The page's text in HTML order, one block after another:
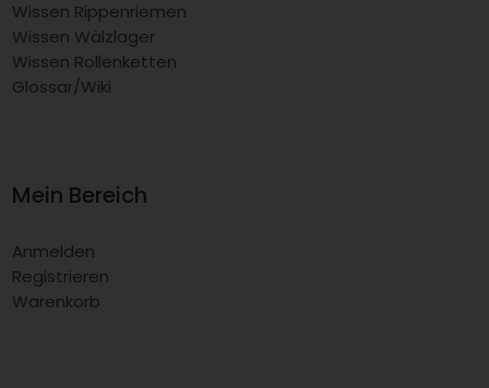
Wissen Rippenriemen
Wissen Wälzlager
Wissen Rollenketten
Glossar/Wiki
Mein Bereich
Anmelden
Registrieren
Warenkorb